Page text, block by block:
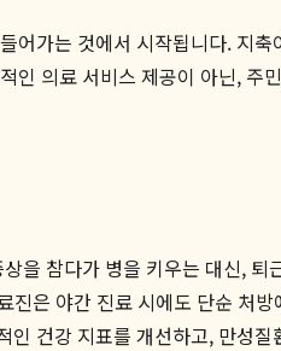
가는 것에서 시작됩니다. 지
의료 서비스 제공이 아닌, 주
을 참다가 병을 키우는 대신,
은 야간 진료 시에도 단순 처
건강 지표를 개선하고, 만성